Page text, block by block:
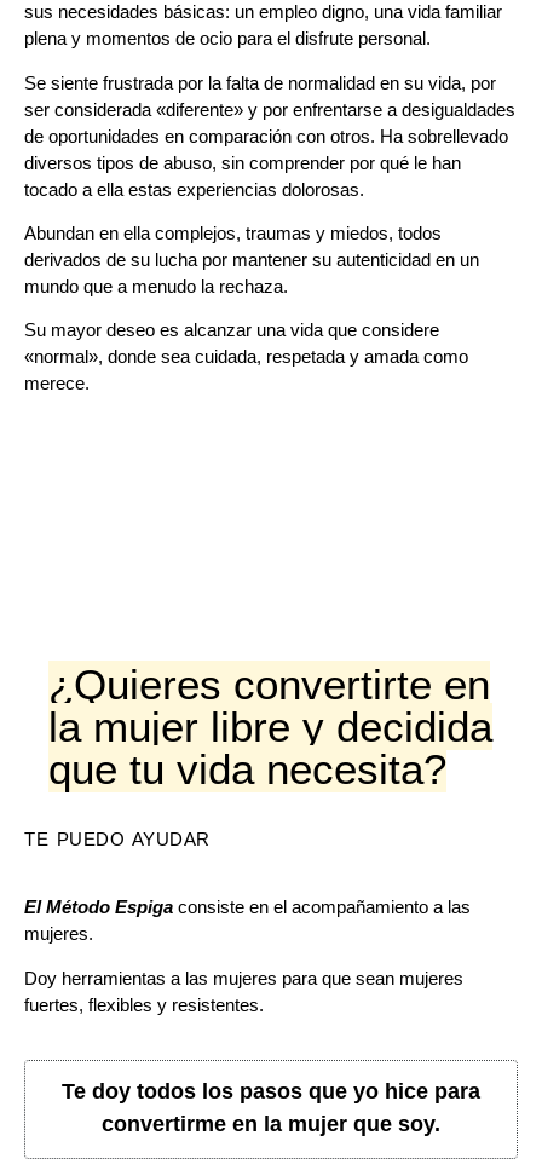
sus necesidades básicas: un empleo digno, una vida familiar
plena y momentos de ocio para el disfrute personal.
Se siente frustrada por la falta de normalidad en su vida, por
ser considerada «diferente» y por enfrentarse a desigualdades
de oportunidades en comparación con otros. Ha sobrellevado
diversos tipos de abuso, sin comprender por qué le han
tocado a ella estas experiencias dolorosas.
Abundan en ella complejos, traumas y miedos, todos
derivados de su lucha por mantener su autenticidad en un
mundo que a menudo la rechaza.
Su mayor deseo es alcanzar una vida que considere
«normal», donde sea cuidada, respetada y amada como
merece.
¿Quieres convertirte en
la mujer libre y decidida
que tu vida necesita?
TE PUEDO AYUDAR
El Método Espiga consiste en el acompañamiento a las
mujeres.
Doy herramientas a las mujeres para que sean mujeres
fuertes, flexibles y resistentes.
Te doy todos los pasos que yo hice para
convertirme en la mujer que soy.